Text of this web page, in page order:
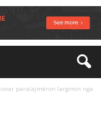
paralajmëron largimin nga